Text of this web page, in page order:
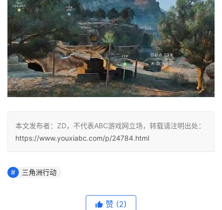
本文发布者：ZD，不代表ABC游戏网立场，转载请注明出处：
https://www.youxiabc.com/p/24784.html
三角洲行动
赞 (2)